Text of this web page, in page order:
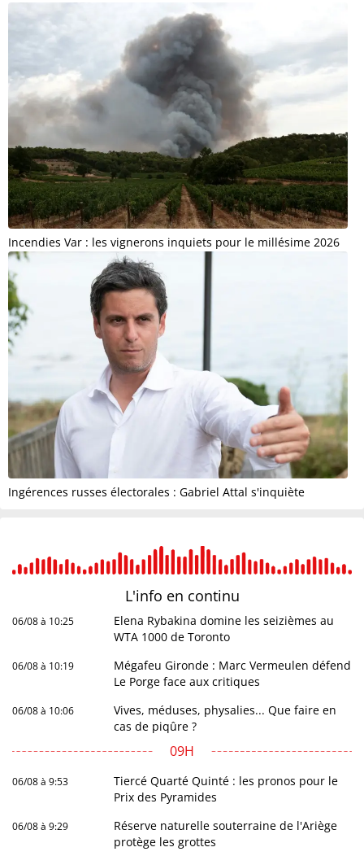
Incendies Var : les vignerons inquiets pour le millésime 2026
Ingérences russes électorales : Gabriel Attal s'inquiète
L'info en continu
06/08 à 10:25
Elena Rybakina domine les seizièmes au
WTA 1000 de Toronto
06/08 à 10:19
Mégafeu Gironde : Marc Vermeulen défend
Le Porge face aux critiques
06/08 à 10:06
Vives, méduses, physalies... Que faire en
cas de piqûre ?
09H
06/08 à 9:53
Tiercé Quarté Quinté : les pronos pour le
Prix des Pyramides
06/08 à 9:29
Réserve naturelle souterraine de l'Ariège
protège les grottes